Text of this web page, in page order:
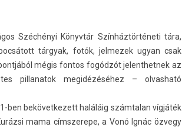
Széchényi Könyvtár Színháztörténeti tára,
tárgyak, fotók, jel­mezek ugyan csak
mégis fon­tos fogódzót jelenthet­nek az
pil­lanatok megidézéséhez – ol­vasható
ben be­követ­kezett haláláig szám­talan vígjáték
mama címszerepe, a Vonó Ignác özvegy